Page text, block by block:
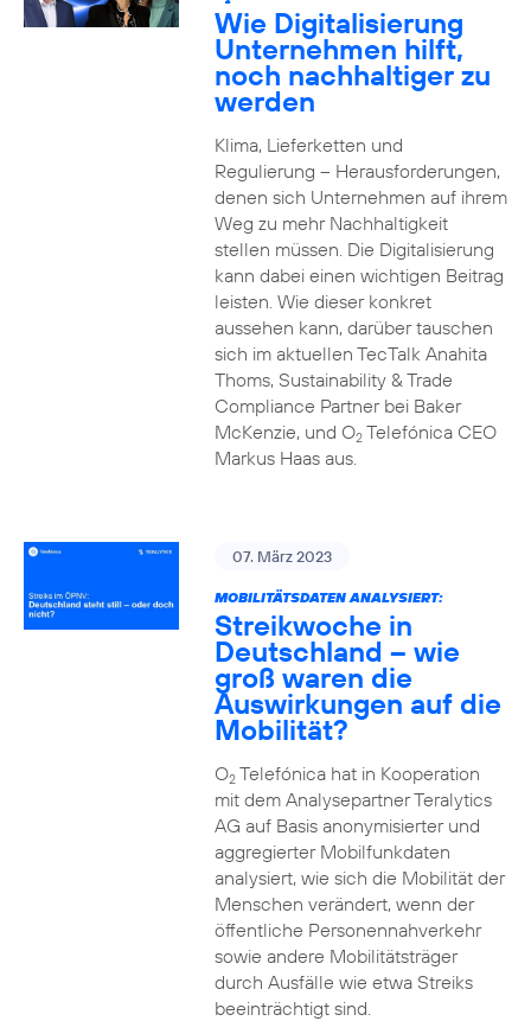
Wie Digitalisierung
Unternehmen hilft,
noch nachhaltiger zu
werden
Klima, Lieferketten und
Regulierung – Herausforderungen,
denen sich Unternehmen auf ihrem
Weg zu mehr Nachhaltigkeit
stellen müssen. Die Digitalisierung
kann dabei einen wichtigen Beitrag
leisten. Wie dieser konkret
aussehen kann, darüber tauschen
sich im aktuellen TecTalk Anahita
Thoms, Sustainability & Trade
Compliance Partner bei Baker
McKenzie, und O2Telefónica CEO
Markus Haas aus.
07. März 2023
MOBILITÄTSDATEN ANALYSIERT:
Streikwoche in
Deutschland – wie
groß waren die
Auswirkungen auf die
Mobilität?
O2Telefónica hat in Kooperation
mit dem Analysepartner Teralytics
AG auf Basis anonymisierter und
aggregierter Mobilfunkdaten
analysiert, wie sich die Mobilität der
Menschen verändert, wenn der
öffentliche Personennahverkehr
sowie andere Mobilitätsträger
durch Ausfälle wie etwa Streiks
beeinträchtigt sind.